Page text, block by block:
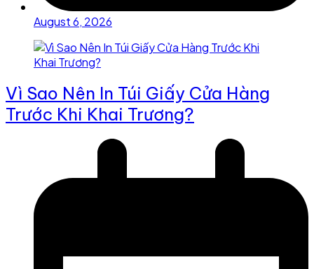
August 6, 2026
Vì Sao Nên In Túi Giấy Cửa Hàng
Trước Khi Khai Trương?